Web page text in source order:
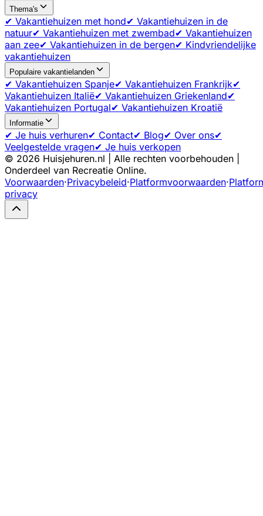
Thema's
✔ Vakantiehuizen met hond✔ Vakantiehuizen in de
natuur✔ Vakantiehuizen met zwembad✔ Vakantiehuizen
aan zee✔ Vakantiehuizen in de bergen✔ Kindvriendelijke
vakantiehuizen
Populaire vakantielanden
✔ Vakantiehuizen Spanje✔ Vakantiehuizen Frankrijk✔
Vakantiehuizen Italië✔ Vakantiehuizen Griekenland✔
Vakantiehuizen Portugal✔ Vakantiehuizen Kroatië
Informatie
✔ Je huis verhuren✔ Contact✔ Blog✔ Over ons✔
Veelgestelde vragen✔ Je huis verkopen
© 2026 Huisjehuren.nl | Alle rechten voorbehouden |
Onderdeel van Recreatie Online.
Voorwaarden·Privacybeleid·Platformvoorwaarden·
privacy